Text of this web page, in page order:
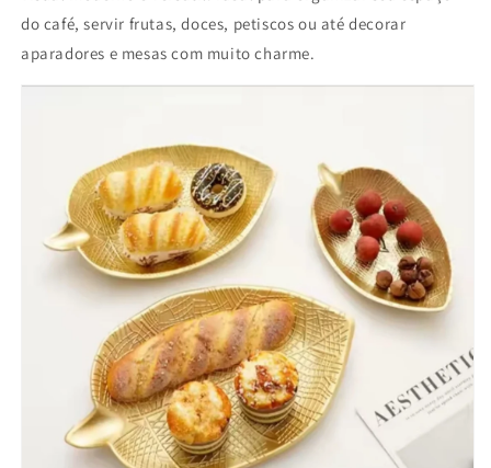
do café, servir frutas, doces, petiscos ou até decorar
aparadores e mesas com muito charme.